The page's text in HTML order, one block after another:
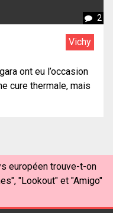
2
Vichy
ont eu l’occasion
cure thermale, mais
européen trouve-t-on
"Lookout" et "Amigo"